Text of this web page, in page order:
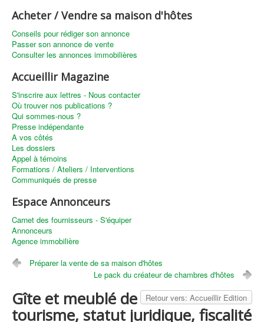
Acheter / Vendre sa maison d'hôtes
Conseils pour rédiger son annonce
Passer son annonce de vente
Consulter les annonces immobilières
Accueillir Magazine
S'inscrire aux lettres - Nous contacter
Où trouver nos publications ?
Qui sommes-nous ?
Presse indépendante
A vos côtés
Les dossiers
Appel à témoins
Formations / Ateliers / Interventions
Communiqués de presse
Espace Annonceurs
Carnet des fournisseurs - S'équiper
Annonceurs
Agence immobilière
Préparer la vente de sa maison d'hôtes
Le pack du créateur de chambres d'hôtes
Retour vers: Accueillir Edition
Gîte et meublé de
tourisme, statut juridique, fiscalité